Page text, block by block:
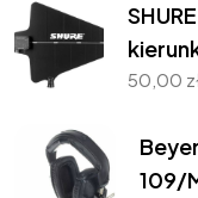
50,00
109/